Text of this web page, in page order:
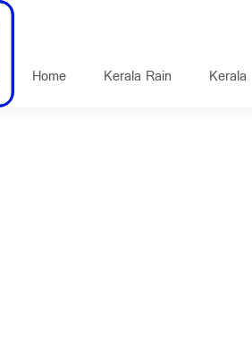
Home Kerala Rain Kerala